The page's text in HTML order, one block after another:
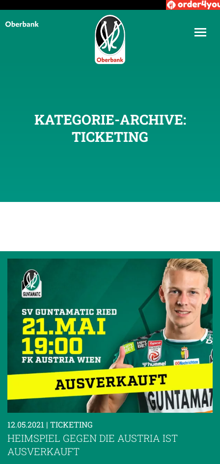
KATEGORIE-ARCHIVE:
TICKETING
12.05.2021 | TICKETING
HEIMSPIEL GEGEN DIE AUSTRIA IST
AUSVERKAUFT